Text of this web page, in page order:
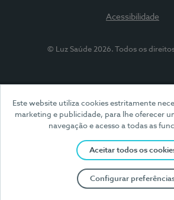
Este website utiliza cookies estritamente
marketing e publicidade, para lhe oferecer
navegação e acesso a todas as
Aceitar todos os
Configurar
Acessibilidade
© Luz Saúde 2026. Todos os